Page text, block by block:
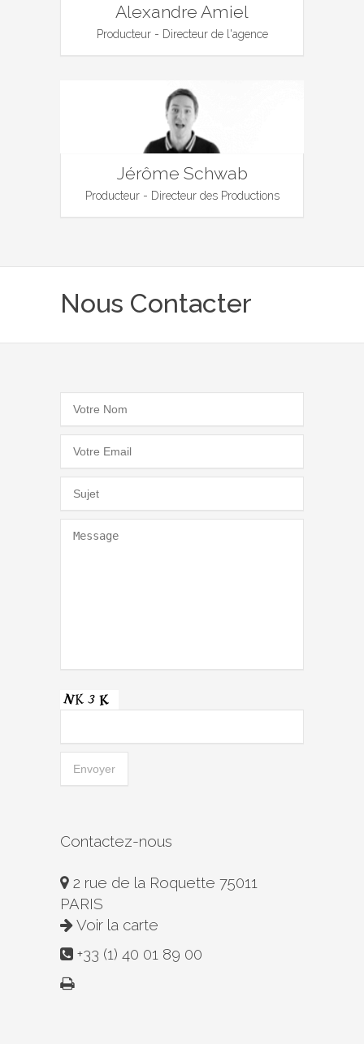
Alexandre Amiel
Producteur - Directeur de l'agence
Jérôme Schwab
Producteur - Directeur des Productions
Nous Contacter
Contactez-nous
2 rue de la Roquette 75011
PARIS
Voir la carte
+33 (1) 40 01 89 00